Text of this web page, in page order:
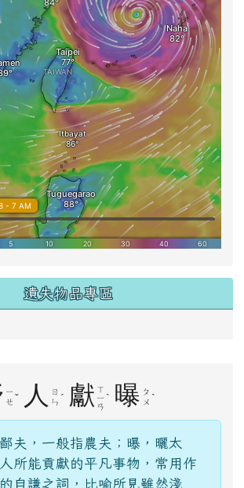
遺失物品專區
ㄝ ˇ 人
ㄖ
ㄣ ˊ 獻 ㄒ
ㄧ
ㄢ
ˋ 曝 ㄆ
ㄨ ˋ
夫，一般指農夫；曝，曬太
所能貢獻的平凡事物，常用作
自謙之詞，比喻所見雖然淺